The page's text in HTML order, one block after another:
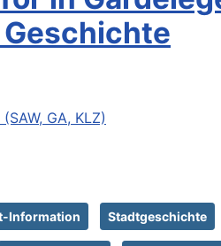
GA, KLZ)
Information Stadtgeschichte